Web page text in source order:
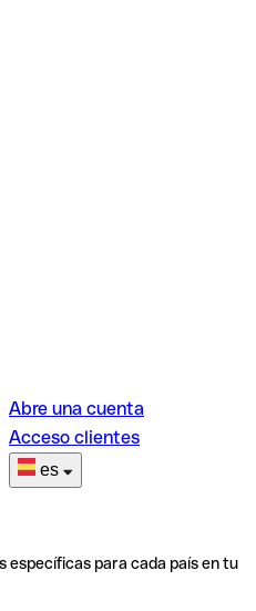
Abre una cuenta
Acceso clientes
es
específicas para cada país en tu